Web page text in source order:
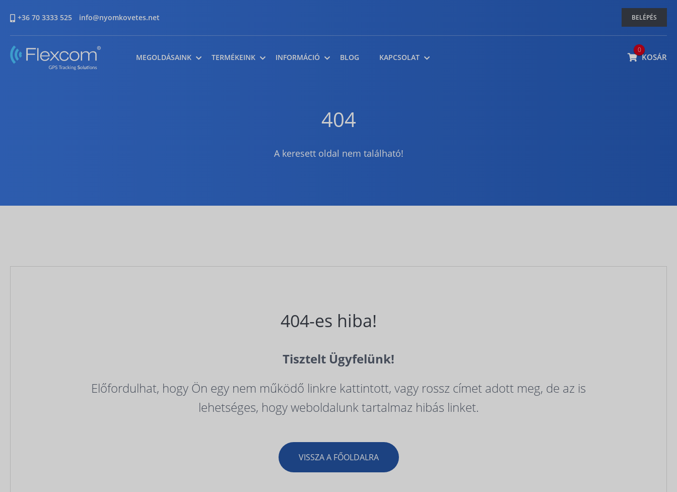
+36 70 3333 525 info@nyomkovetes.net BELÉPÉS
MEGOLDÁSAINK TERMÉKEINK INFORMÁCIÓ BLOG KAPCSOLAT
0
KOSÁR
404
A keresett oldal nem található!
404-es hiba!
Tisztelt Ügyfelünk!
Előfordulhat, hogy Ön egy nem működő linkre kattintott, vagy rossz címet adott meg, de az is
lehetséges, hogy weboldalunk tartalmaz hibás linket.
VISSZA A FŐOLDALRA